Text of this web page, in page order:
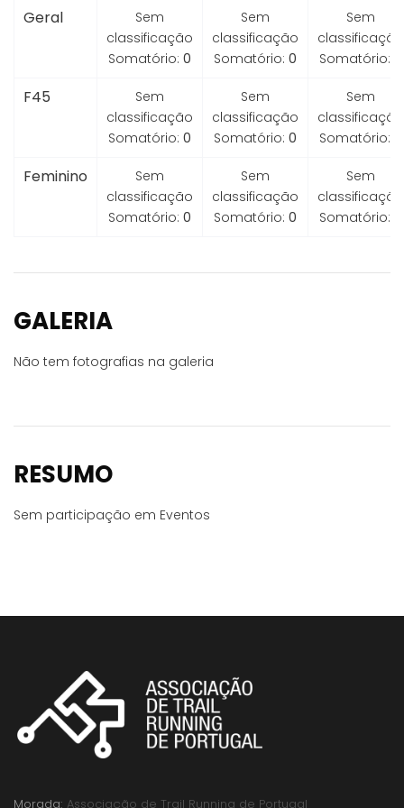
Geral
Sem
classificação
Somatório: 0
Sem
classificação
Somatório: 0
Sem
classificação
Somatório:
F45
Sem
classificação
Somatório: 0
Sem
classificação
Somatório: 0
Sem
classificação
Somatório:
Feminino
Sem
classificação
Somatório: 0
Sem
classificação
Somatório: 0
Sem
classificação
Somatório:
GALERIA
Não tem fotografias na galeria
RESUMO
Sem participação em Eventos
Morada: Associação de Trail Running de Portugal